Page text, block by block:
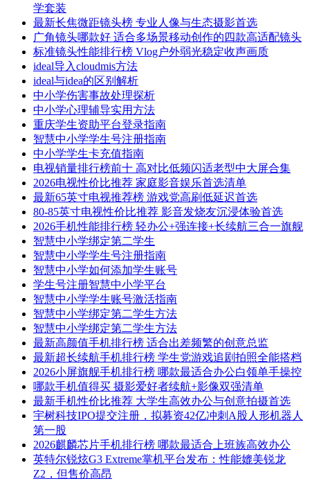
学套装
最新长焦微距镜头榜 专业人像与生态摄影首选
广角镜头哪款好 适合多场景移动创作的四款高适配镜头
标准镜头性能排行榜 Vlog户外弱光稳定收声画质
ideal导入cloudmis方法
ideal与idea的区别解析
中小学伤害事故处理探析
中小学心理辅导实用方法
重庆学生资助平台登录指南
智慧中小学学生号注册指南
中小学学生卡充值指南
电视销量排行榜前十 高对比低频闪适老型中大屏合集
2026电视性价比推荐 家庭影音娱乐首选清单
最新65英寸电视推荐榜 游戏党高刷低延迟首选
80-85英寸电视性价比推荐 影音发烧友沉浸体验首选
2026手机性能排行榜 轻办公+强连接+长续航三合一旗舰
智慧中小学绑定第二学生
智慧中小学学生号注册指南
智慧中小学如何添加学生账号
学生号注册智慧中小学平台
智慧中小学学生账号激活指南
智慧中小学绑定第二学生方法
智慧中小学绑定第二学生方法
最新高颜值手机排行榜 适合出差频繁的创意总监
最新超长续航手机排行榜 学生党游戏追剧拍照全能搭档
2026小屏旗舰手机排行榜 哪款最适合办公白领单手操控
哪款手机值得买 摄影爱好者续航+影像双强清单
最新手机性价比推荐 大学生高效办公与创意拍摄首选
宇树科技IPO提交注册，拟募资42亿冲刺A股人形机器人
第一股
2026麒麟芯片手机排行榜 哪款最适合上班族高效办公
英特尔锐炫G3 Extreme掌机平台发布：性能媲美锐龙
Z2，但售价高昂